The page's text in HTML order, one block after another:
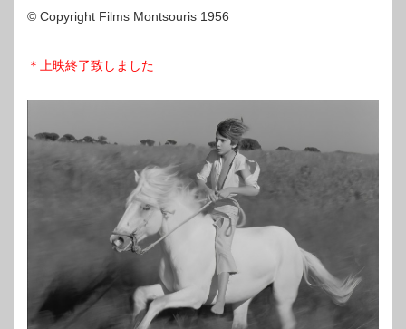
© Copyright Films Montsouris 1956
＊上映終了致しました